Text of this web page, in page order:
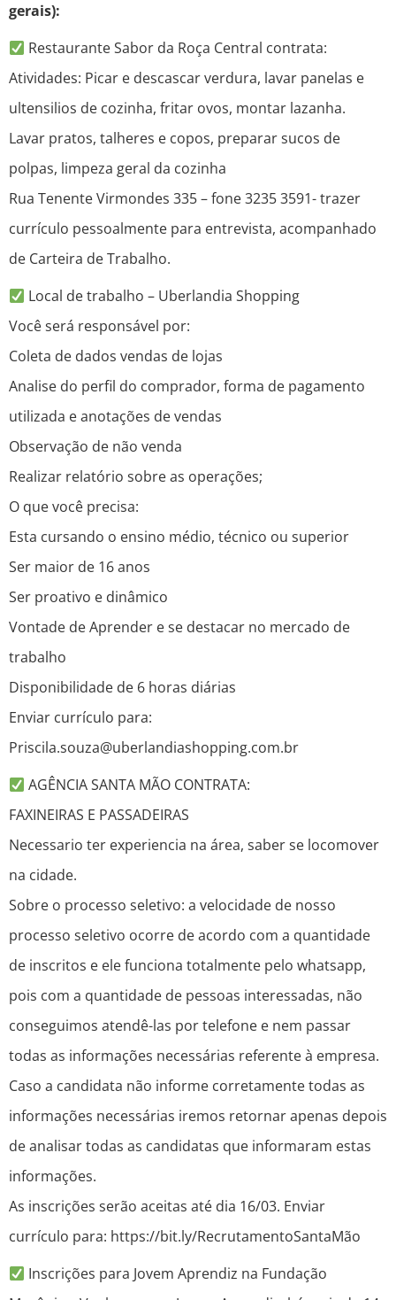
gerais):
Restaurante Sabor da Roça Central contrata:
Atividades: Picar e descascar verdura, lavar panelas e
ultensilios de cozinha, fritar ovos, montar lazanha.
Lavar pratos, talheres e copos, preparar sucos de
polpas, limpeza geral da cozinha
Rua Tenente Virmondes 335 – fone 3235 3591- trazer
currículo pessoalmente para entrevista, acompanhado
de Carteira de Trabalho.
Local de trabalho – Uberlandia Shopping
Você será responsável por:
Coleta de dados vendas de lojas
Analise do perfil do comprador, forma de pagamento
utilizada e anotações de vendas
Observação de não venda
Realizar relatório sobre as operações;
O que você precisa:
Esta cursando o ensino médio, técnico ou superior
Ser maior de 16 anos
Ser proativo e dinâmico
Vontade de Aprender e se destacar no mercado de
trabalho
Disponibilidade de 6 horas diárias
Enviar currículo para:
Priscila.souza@uberlandiashopping.com.br
AGÊNCIA SANTA MÃO CONTRATA:
FAXINEIRAS E PASSADEIRAS
Necessario ter experiencia na área, saber se locomover
na cidade.
Sobre o processo seletivo: a velocidade de nosso
processo seletivo ocorre de acordo com a quantidade
de inscritos e ele funciona totalmente pelo whatsapp,
pois com a quantidade de pessoas interessadas, não
conseguimos atendê-las por telefone e nem passar
todas as informações necessárias referente à empresa.
Caso a candidata não informe corretamente todas as
informações necessárias iremos retornar apenas depois
de analisar todas as candidatas que informaram estas
informações.
As inscrições serão aceitas até dia 16/03. Enviar
currículo para: https://bit.ly/RecrutamentoSantaMão
Inscrições para Jovem Aprendiz na Fundação